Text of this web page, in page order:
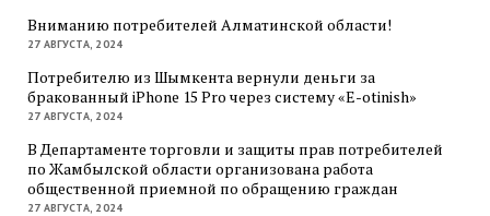
Вниманию потребителей Алматинской области!
27 АВГУСТА, 2024
Потребителю из Шымкента вернули деньги за
бракованный iPhone 15 Pro через систему «E-otinish»
27 АВГУСТА, 2024
В Департаменте торговли и защиты прав потребителей
по Жамбылской области организована работа
общественной приемной по обращению граждан
27 АВГУСТА, 2024